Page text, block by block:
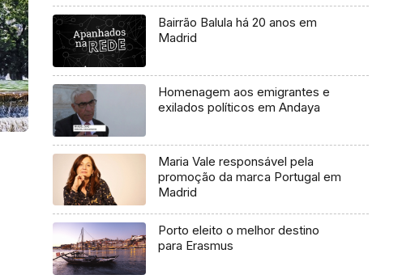
Bairrão Balula há 20 anos em
Madrid
Homenagem aos emigrantes e
exilados políticos em Andaya
Maria Vale responsável pela
promoção da marca Portugal em
Madrid
Porto eleito o melhor destino
para Erasmus